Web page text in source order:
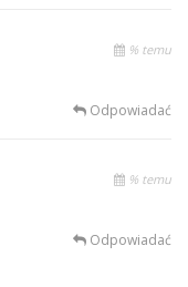
% temu
Odpowiadać
% temu
Odpowiadać